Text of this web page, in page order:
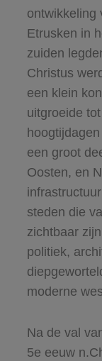
ontwikkeling
Etrusken in
zuiden
Christus
een klein
uitgroeide
een groot
Oosten, en
steden die
zichtbaar
politiek,
moderne
Na de val
5e eeuw